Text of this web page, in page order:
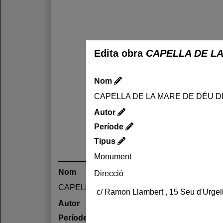
Edita obra CAPELLA DE
Nom
CAPELLA DE LA MARE DE DÉU
Autor
Període
Tipus
Monument
Direcció
Nom
CAPELLA DE LA MARE DE DÉU DELS
Autor
Període